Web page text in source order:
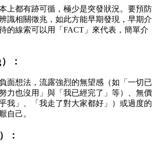
上都有跡可循，極少是突發狀況。要預防
識相關徵兆，如此方能早期發現，早期介
的線索可以用「FACT」來代表，簡單介
：
面想法，流露強烈的無望感（如「一切已
力也沒用」與「我已經完了」等）、無價
我」、「我走了對大家都好」）或過度的
自己。
：